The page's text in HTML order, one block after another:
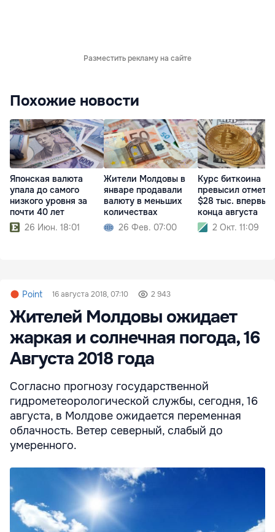
Разместить рекламу на сайте
Похожие новости
Японская валюта
упала до самого
низкого уровня за
почти 40 лет
26 Июн. 18:01
Жители Молдовы в
январе продавали
валюту в меньших
количествах
26 Фев. 07:00
Курс биткоина
превысил
$28 тыс. впервые
конца августа
2 Окт. 11:09
Point 16 августа 2018, 07:10 2 943
Жителей Молдовы ожидает
жаркая и солнечная погода, 16
Августа 2018 года
Согласно прогнозу государственной
гидрометеорологической службы, сегодня, 16
августа, в Молдове ожидается переменная
облачность. Ветер северный, слабый до
умеренного.